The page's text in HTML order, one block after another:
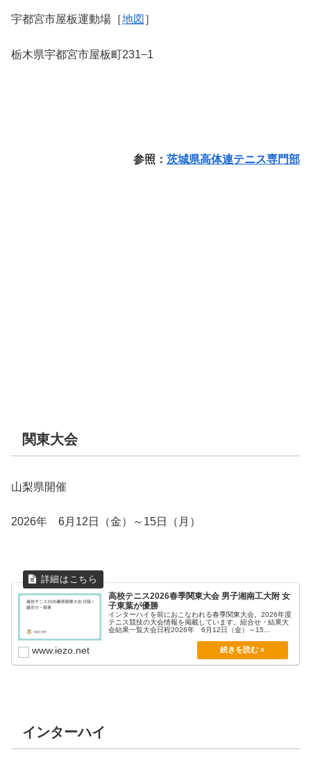
宇都宮市屋板運動場［地図 ］
栃木県宇都宮市屋板町231−1
参照： 茨城県高体連テニス専門部
関東大会
山梨県開催
2026年 6月12日（金）～15日（月）
高校テニス2026春季関東大会 男子湘南工大附 女
子東葉が優勝
インターハイを前におこなわれる春季関東大会。2026年度
テニス競技の大会情報を掲載しています。組合せ・結果大
会結果一覧大会日程2026年 6月12日（金）～15...
www.iezo.net
インターハイ